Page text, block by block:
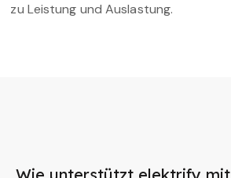
zu Leistung und Auslastung.